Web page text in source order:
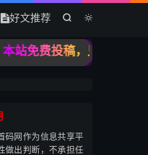


好文推荐
费投稿，只收录高质量
码网作为信息共享平
做出判断，不承担任